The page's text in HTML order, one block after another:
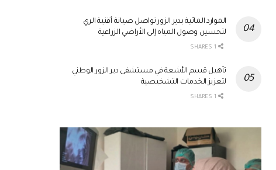
الموارد المائية بدير الزور تواصل صيانة أقنية الري
لتحسين وصول المياه إلى الأراضي الزراعية
تأهيل قسم الأشعة في مستشفى دير الزور الوطني
لتعزيز الخدمات التشخيصية